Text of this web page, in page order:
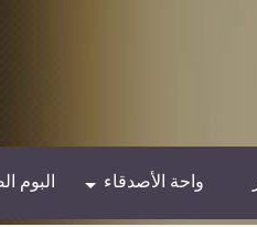
واحة الأصدقاء البوم